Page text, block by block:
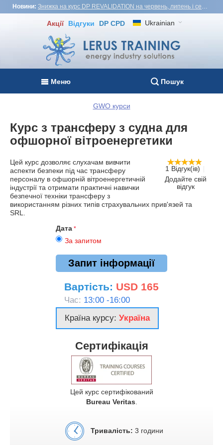
Новини: Знижка на курс DP REVALIDATION на червень, липень і серпень - USD1,000! Вʼєтнам, Туреччина, Малайзія
Акції Відгуки DP CPD Ukrainian
Меню Пошук
GWO курси
Курс з трансферу з судна для
офшорної вітроенергетики
1 Відгук(ів)
Додайте свій
відгук
Цей курс дозволяє слухачам вивчити
аспекти безпеки під час трансферу
персоналу в офшорній вітроенергетичній
індустрії та отримати практичні навички
безпечної техніки трансферу з
використанням різних типів страхувальних прив'язей та
SRL.
Дата
За запитом
Запит інформації
Вартість: USD 165
Час: 13:00 -16:00
Країна курсу: Україна
Сертифікація
Цей курс сертифікований
Bureau Veritas
Тривалість: 3 години